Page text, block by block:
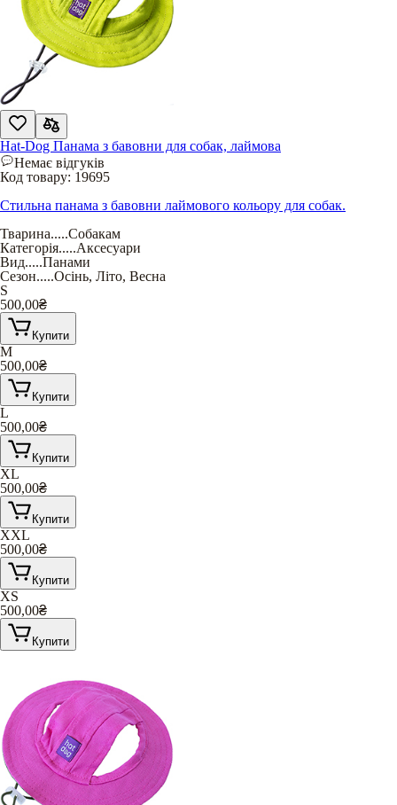
Hat-Dog Панама з бавовни для собак, лаймова
Немає відгуків
Код товару: 19695
Стильна панама з бавовни лаймового кольору для собак.
Тварина.....Собакам
Категорія.....Аксесуари
Вид.....Панами
Сезон.....Осінь, Літо, Весна
S
500,00₴
Купити
M
500,00₴
Купити
L
500,00₴
Купити
XL
500,00₴
Купити
XXL
500,00₴
Купити
XS
500,00₴
Купити